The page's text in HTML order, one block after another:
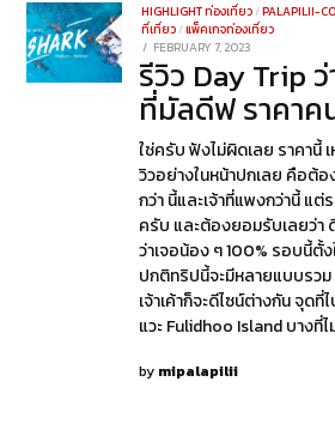
HIGHLIGHT ท่องเที่ยว /PALAPILII-
ที่เที่ยว /แพ็คเกจท่องเที่ยว
POSTED
ON
FEBRUARY 7, 2023
7,
2023
รีวิว Day Trip
ที่มัลดีฟ ราคาค
ใช่ครับ ฟังไม่ผิดเลย ราคานี้
วิวอย่างในหน้าปกเลย คือต้อ
กว่า นี้และเจ้าที่แพงกว่านี้ แต่
ครับ และต้องยอมรับเลยว่า
ว่าเจอน้อง ๆ 100% รอบนี้ตั้
ปกติทริปนี้จะมีหลายแบบรว
เจ้าเค้าก็จะดีไซน์ต่างกัน จุด
แวะ Fulidhoo Island บางที่ไ
by mipalapilii